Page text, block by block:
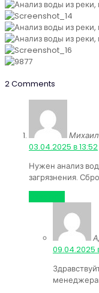
2 Comments
Михаил
03.04.2025 в 13:52
Нужен анализ
загрязнения.
09.04.2025